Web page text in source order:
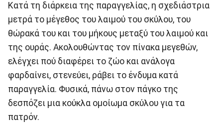
Κατά τη διάρκεια της παραγγελίας, η σχεδιάστρια
μετρά το μέγεθος του λαιμού του σκύλου, του
θώρακά του και του μήκους μεταξύ του λαιμού και
της ουράς. Ακολουθώντας τον πίνακα μεγεθών,
ελέγχει πού διαφέρει το ζώο και ανάλογα
φαρδαίνει, στενεύει, ράβει το ένδυμα κατά
παραγγελία. Φυσικά, πάνω στον πάγκο της
δεσπόζει μια κούκλα ομοίωμα σκύλου για τα
πατρόν.